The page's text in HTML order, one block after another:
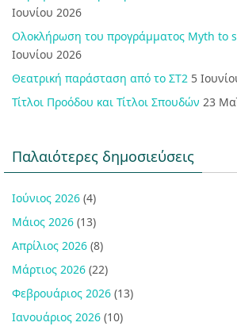
Ιουνίου 2026
Ολοκλήρωση του προγράμματος Myth to
Ιουνίου 2026
Θεατρική παράσταση από το ΣΤ2 5
Τίτλοι Προόδου και Τίτλοι Σπουδών 23
Παλαιότερες δημοσιεύσεις
Ιούνιος 2026 (4)
Μάιος 2026 (13)
Απρίλιος 2026 (8)
Μάρτιος 2026 (22)
Φεβρουάριος 2026 (13)
Ιανουάριος 2026 (10)